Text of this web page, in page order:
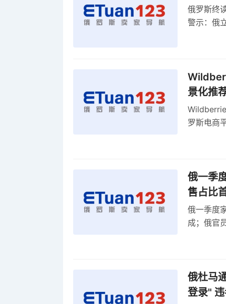
俄罗斯终
警示：俄
景化推
罗斯电商
俄一季
售占比
俄一季度
成；俄官
俄杜马
登录"